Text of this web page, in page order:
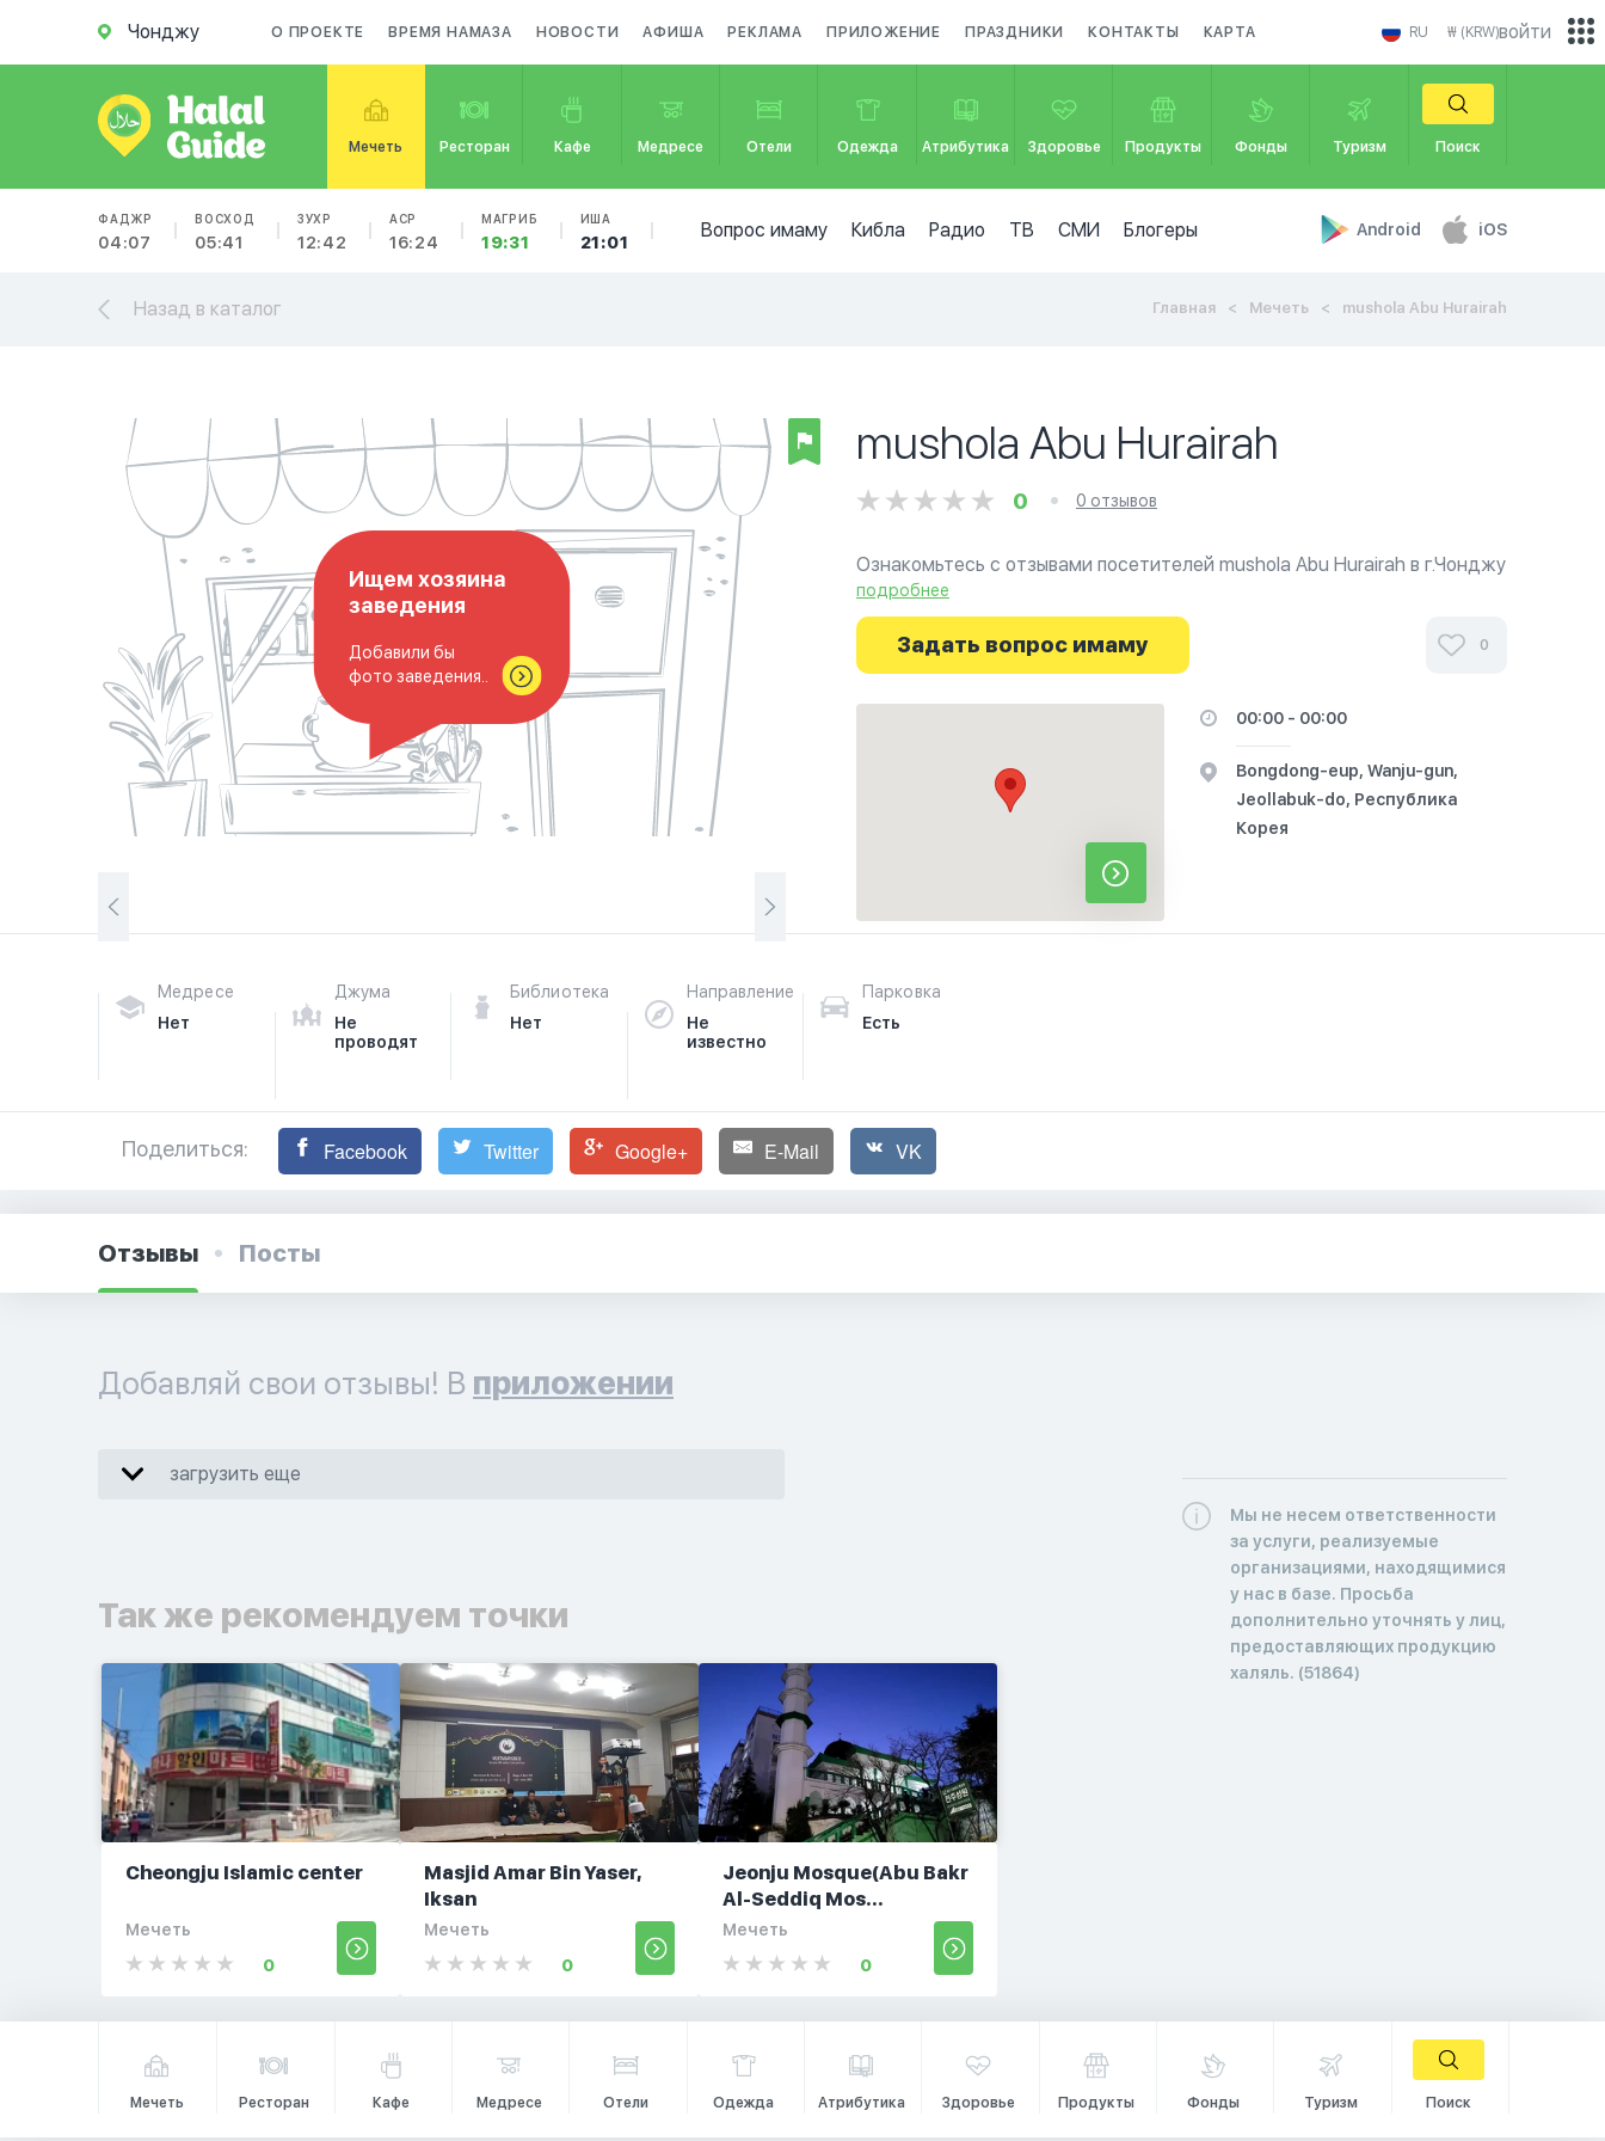
Чонджу О ПРОЕКТЕ ВРЕМЯ НАМАЗА НОВОСТИ АФИША РЕКЛАМА ПРИЛОЖЕНИЕ ПРАЗДНИКИ КОНТАКТЫ КАРТА RU ₩ (KRW)
Мечеть Ресторан Кафе Медресе Отели Одежда Атрибутика Здоровье Продукты Фонды Туризм Поиск
ФАДЖР
04:07
ВОСХОД
05:41
ЗУХР
12:42
АСР
16:24
МАГРИБ
19:31
ИША
21:01
Вопрос имаму Кибла Радио ТВ СМИ Блогеры Android iOS
войти
Назад в каталог Главная Мечеть mushola Abu Hurairah
Ищем хозяина
заведения
Добавили бы
фото заведения..
mushola Abu Hurairah
0 0 отзывов
Ознакомьтесь с отзывами посетителей mushola Abu Hurairah в г.Чонджу
на фотографиях и узнайте о часах работы. Ваше духовное путешествие
начинается здесь.
подробнее
Задать вопрос имаму 0
00:00 - 00:00
Bongdong-eup, Wanju-gun,
Jeollabuk-do, Республика
Корея
Медресе
Нет
Джума
Не
проводят
Библиотека
Нет
Направление
Не
известно
Парковка
Есть
Поделиться: Facebook Twitter Google+ E-Mail VK
Отзывы Посты
Добавляй свои отзывы! В приложении
загрузить еще
Так же рекомендуем точки
Cheongju Islamic center
Мечеть
0
Masjid Amar Bin Yaser,
Iksan
Мечеть
0
Jeonju Mosque(Abu Bakr
Al-Seddiq Mos...
Мечеть
0
Мы не несем ответственности
за услуги, реализуемые
организациями, находящимися
у нас в базе. Просьба
дополнительно уточнять у лиц,
предоставляющих продукцию
халяль. (51864)
Мечеть Ресторан Кафе Медресе Отели Одежда Атрибутика Здоровье Продукты Фонды Туризм Поиск